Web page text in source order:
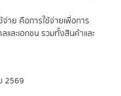
าย คือการใช้จ่ายเพื่อการ
และเอกชน รวมทั้งสินค้าและ
2569